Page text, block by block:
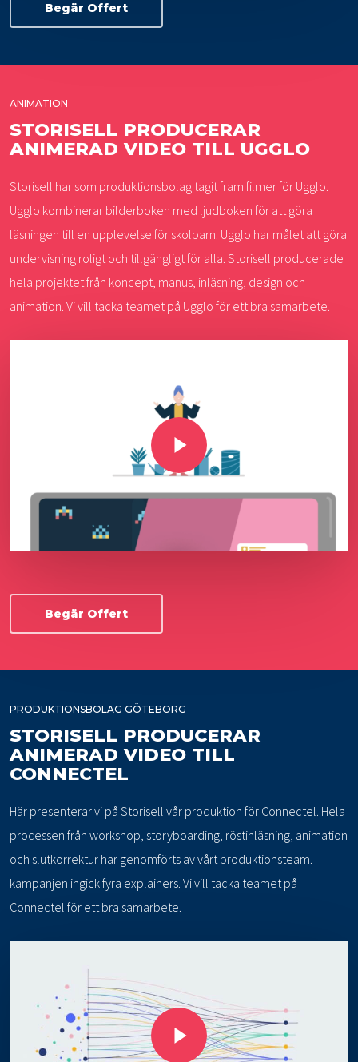
Begär Offert
ANIMATION
STORISELL PRODUCERAR
ANIMERAD VIDEO TILL UGGLO
Storisell har som produktionsbolag tagit fram filmer för Ugglo.
Ugglo kombinerar bilderboken med ljudboken för att göra
läsningen till en upplevelse för skolbarn. Ugglo har målet att göra
undervisning roligt och tillgängligt för alla. Storisell producerade
hela projektet från koncept, manus, inläsning, design och
animation. Vi vill tacka teamet på Ugglo för ett bra samarbete.
Play Video
Begär Offert
PRODUKTIONSBOLAG GÖTEBORG
STORISELL PRODUCERAR
ANIMERAD VIDEO TILL
CONNECTEL
Här presenterar vi på Storisell vår produktion för Connectel. Hela
processen från workshop, storyboarding, röstinläsning, animation
och slutkorrektur har genomförts av vårt produktionsteam. I
kampanjen ingick fyra explainers. Vi vill tacka teamet på
Connectel för ett bra samarbete.
Play Video